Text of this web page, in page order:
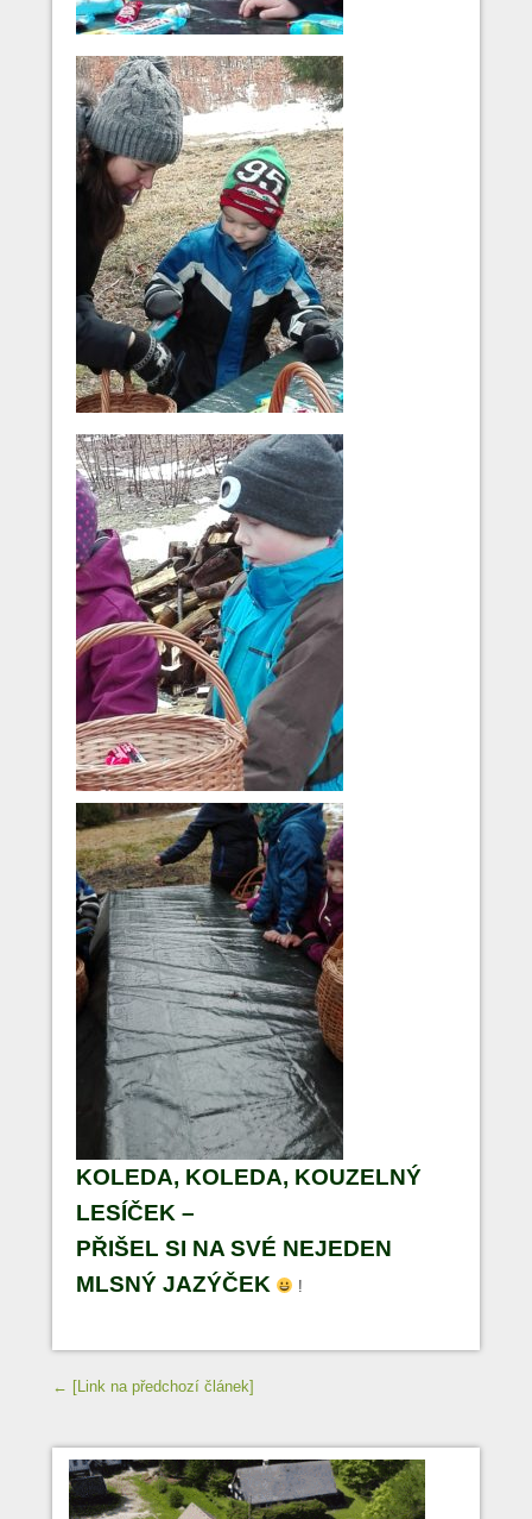
KOLEDA, KOLEDA, KOUZELNÝ
LESÍČEK –
PŘIŠEL SI NA SVÉ NEJEDEN
MLSNÝ JAZÝČEK
!
Navigace příspěvků
← [Link na předchozí článek]